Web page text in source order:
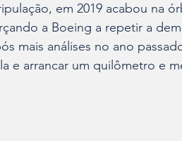
em 2019 acabou na
a Boeing a repetir a
mais análises no ano
e arrancar um quilômetro e